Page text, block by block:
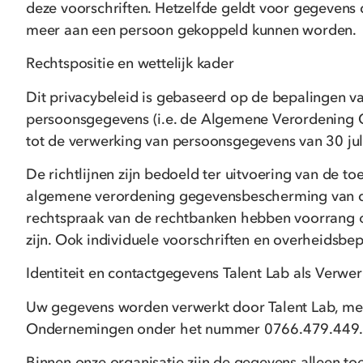
deze voorschriften. Hetzelfde geldt voor
meer aan een persoon gekoppeld kunnen worden.
Rechtspositie en wettelijk kader
Dit privacybeleid is gebaseerd op de bepalingen
persoonsgegevens (i.e. de Algemene
tot de verwerking van persoonsgegevens van 30
De richtlijnen zijn bedoeld ter uitvoering van de
algemene verordening gegevensbescherming van
rechtspraak van de rechtbanken hebben
zijn. Ook individuele voorschriften en
Identiteit en contactgegevens Talent Lab als
Uw gegevens worden verwerkt door Talent Lab,
Ondernemingen onder het nummer 0766.479.449.